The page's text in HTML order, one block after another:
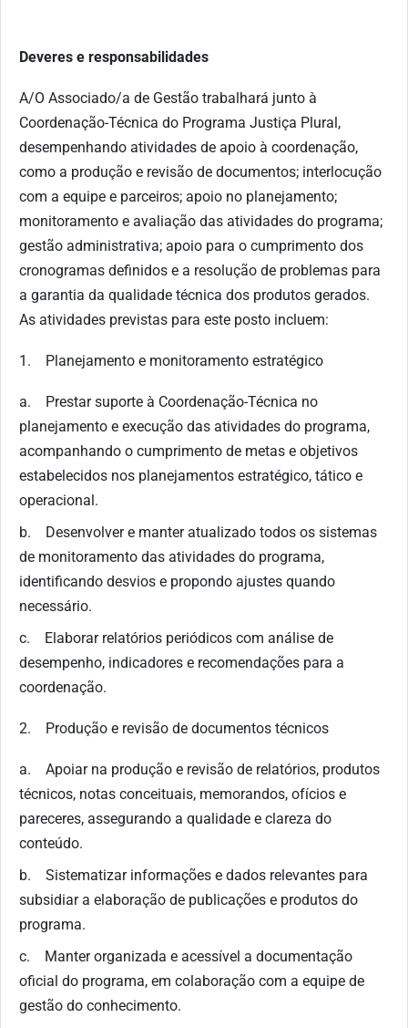
Deveres e responsabilidades
A/O Associado/a de Gestão trabalhará junto à
Coordenação-Técnica do Programa Justiça Plural,
desempenhando atividades de apoio à coordenação,
como a produção e revisão de documentos; interlocução
com a equipe e parceiros; apoio no planejamento;
monitoramento e avaliação das atividades do programa;
gestão administrativa; apoio para o cumprimento dos
cronogramas definidos e a resolução de problemas para
a garantia da qualidade técnica dos produtos gerados.
As atividades previstas para este posto incluem:
1. Planejamento e monitoramento estratégico
a. Prestar suporte à Coordenação-Técnica no
planejamento e execução das atividades do programa,
acompanhando o cumprimento de metas e objetivos
estabelecidos nos planejamentos estratégico, tático e
operacional.
b. Desenvolver e manter atualizado todos os sistemas
de monitoramento das atividades do programa,
identificando desvios e propondo ajustes quando
necessário.
c. Elaborar relatórios periódicos com análise de
desempenho, indicadores e recomendações para a
coordenação.
2. Produção e revisão de documentos técnicos
a. Apoiar na produção e revisão de relatórios, produtos
técnicos, notas conceituais, memorandos, ofícios e
pareceres, assegurando a qualidade e clareza do
conteúdo.
b. Sistematizar informações e dados relevantes para
subsidiar a elaboração de publicações e produtos do
programa.
c. Manter organizada e acessível a documentação
oficial do programa, em colaboração com a equipe de
gestão do conhecimento.